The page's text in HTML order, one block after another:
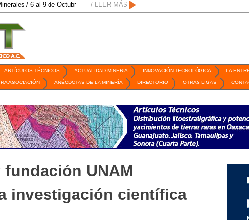
al 9 de Octubre de 2026 / San Luis Potosí, SLP / Mexico Mining Forum / 2 de
/ LEER MÁS
ARTÍCULOS TÉCNICOS ACTUALIDAD MINERÍA INNOVACIÓN TECNOLÓGICA LA
ASOCIACIÓN ANÉCDOTAS DE LA MINERÍA DIRECTORIO OTRAS LIGAS
UNAM
investigación científica